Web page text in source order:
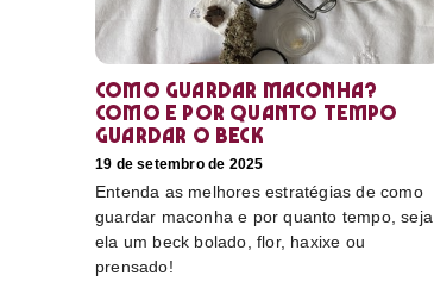
Como guardar maconha?
Como e por quanto tempo
guardar o beck
19 de setembro de 2025
Entenda as melhores estratégias de como
guardar maconha e por quanto tempo, seja
ela um beck bolado, flor, haxixe ou
prensado!